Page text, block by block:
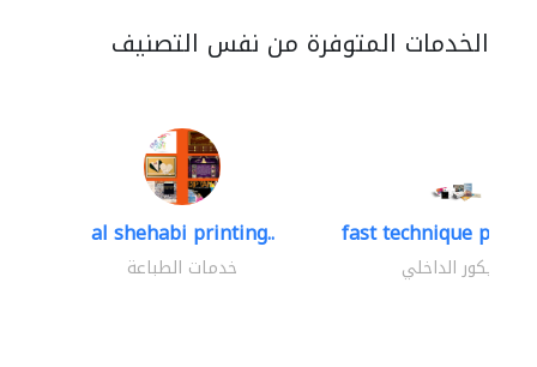
الخدمات المتوفرة من نفس التصنيف
al shehabi printing..
خدمات الطباعة
fast technique pre-
الديكور الداخلي